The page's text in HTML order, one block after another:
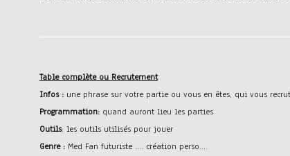
Table complète ou Recrutement
Infos : une phrase sur votre partie ou vous en êtes, qui vous
Programmation:quand auront lieu les parties
Outils: les outils utilisés pour jouer
Genre :Med Fan futuriste .... création perso....